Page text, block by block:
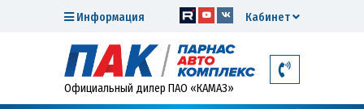
Кабинет
Информация
Официальный дилер ПАО «КАМАЗ»